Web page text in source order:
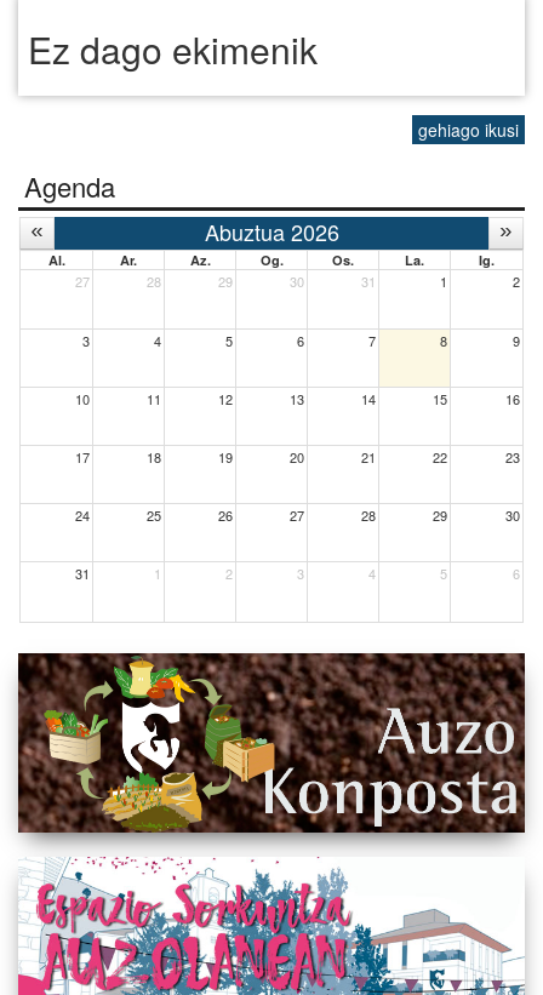
Ez dago ekimenik
gehiago ikusi
Agenda
Abuztua 2026
Al. Ar. Az. Og. Os. La. Ig.
27 28 29 30 31 1 2
3 4 5 6 7 8 9
10 11 12 13 14 15 16
17 18 19 20 21 22 23
24 25 26 27 28 29 30
31 1 2 3 4 5 6